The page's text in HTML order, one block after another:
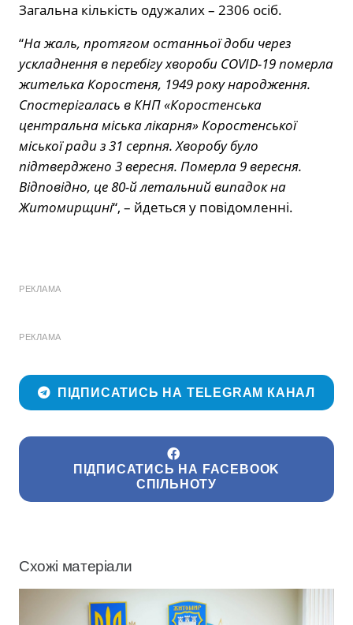
Загальна кількість одужалих – 2306 осіб.
“На жаль, протягом останньої доби через
ускладнення в перебігу хвороби COVID-19 померла
жителька Коростеня, 1949 року народження.
Спостерігалась в КНП «Коростенська
центральна міська лікарня» Коростенської
міської ради з 31 серпня. Хворобу було
підтверджено 3 вересня. Померла 9 вересня.
Відповідно, це 80-й летальний випадок на
Житомирщині“, – йдеться у повідомленні.
РЕКЛАМА
РЕКЛАМА
ПІДПИСАТИСЬ НА TELEGRAM КАНАЛ
ПІДПИСАТИСЬ НА FACEBOOK
СПІЛЬНОТУ
Схожі матеріали